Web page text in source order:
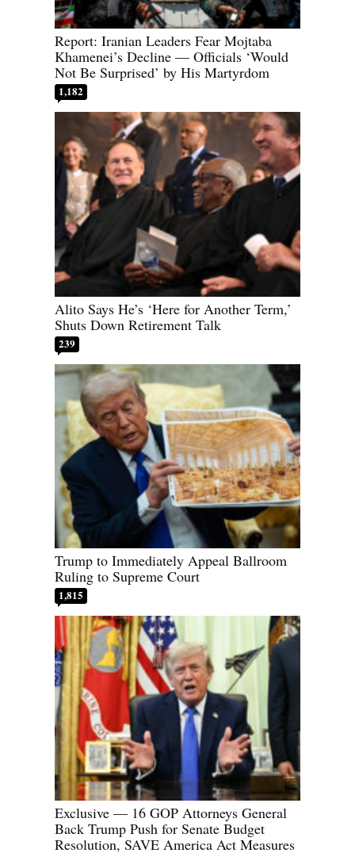
Report: Iranian Leaders Fear Mojtaba
Khamenei’s Decline — Officials ‘Would
Not Be Surprised’ by His Martyrdom
1,182
Alito Says He’s ‘Here for Another Term,’
Shuts Down Retirement Talk
239
Trump to Immediately Appeal Ballroom
Ruling to Supreme Court
1,815
Exclusive — 16 GOP Attorneys General
Back Trump Push for Senate Budget
Resolution, SAVE America Act Measures